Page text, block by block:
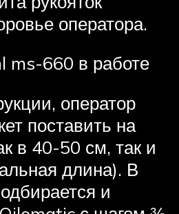
оператора.
ms-660 в работе
оператор
поставить на
в 40-50 см, так и
длина). В
и